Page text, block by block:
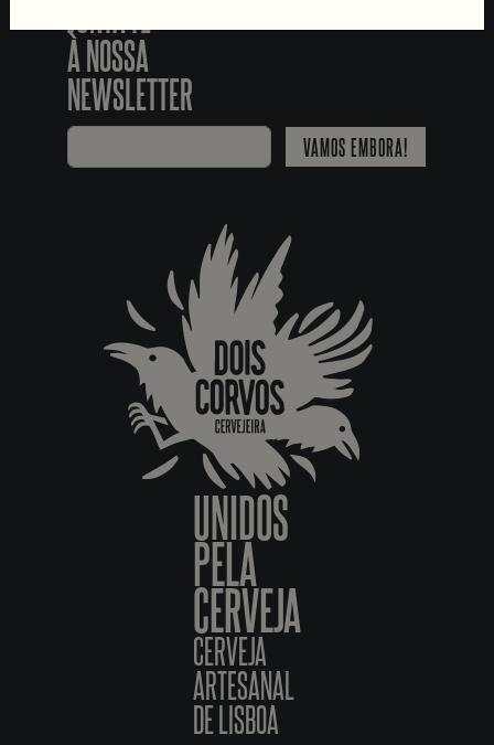
À NOSSA
NEWSLETTER
VAMOS EMBORA!
UNIDOS
PELA
CERVEJA
CERVEJA
ARTESANAL
DE LISBOA